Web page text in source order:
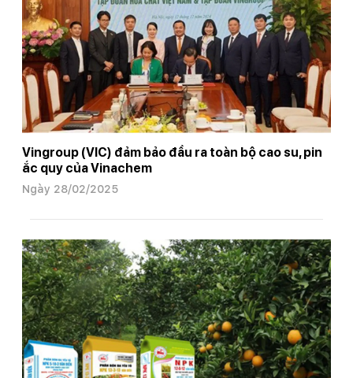
Vingroup (VIC) đảm bảo đầu ra toàn bộ cao su, pin
ắc quy của Vinachem
Ngày 28/02/2025